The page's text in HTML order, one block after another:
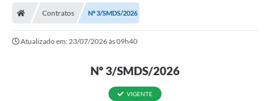
Secretarias
Editais
Contratos Nº 3/SMDS/2026
Atualizado em: 23/07/2026 às 09h40
Nº 3/SMDS/2026
VIGENTE